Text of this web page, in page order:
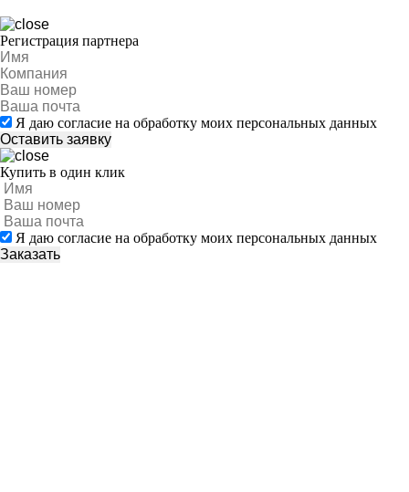
Регистрация партнера
Я даю согласие на обработку моих персональных данных
Купить в один клик
Я даю согласие на обработку моих персональных данных